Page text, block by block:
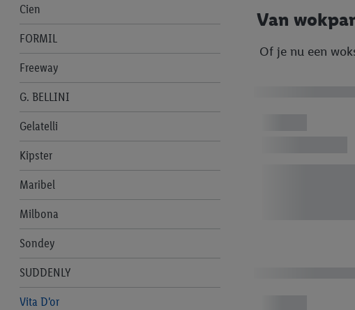
Cien
FORMIL
Freeway
G. BELLINI
Gelatelli
Kipster
Maribel
Milbona
Sondey
SUDDENLY
Vita D'or
Van
Of je nu een